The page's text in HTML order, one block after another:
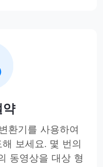
환기를 사용하여
보세요. 몇 번의
동영상을 대상 형